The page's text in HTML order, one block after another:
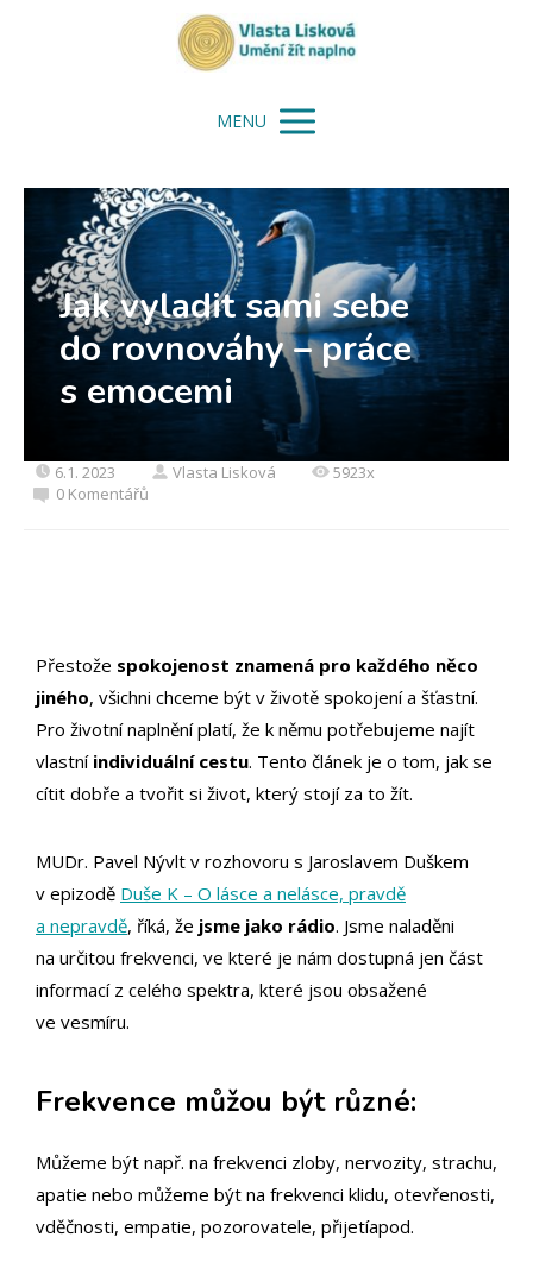
MENU
Jak vyladit sami sebe
do rovnováhy – práce
s emocemi
6.1. 2023 Vlasta Lisková
5923x
0 Komentářů
Přestože spokojenost znamená pro každého něco
jiného, všichni chceme být v životě spokojení a šťastní.
Pro životní naplnění platí, že k němu potřebujeme najít
vlastní individuální cestu. Tento článek je o tom, jak se
cítit dobře a tvořit si život, který stojí za to žít.
MUDr. Pavel Nývlt v rozhovoru s Jaroslavem Duškem
v epizodě Duše K – O lásce a nelásce, pravdě
a nepravdě, říká, že jsme jako rádio. Jsme naladěni
na určitou frekvenci, ve které je nám dostupná jen část
informací z celého spektra, které jsou obsažené
ve vesmíru.
Frekvence můžou být různé:
Můžeme být např. na frekvenci zloby, nervozity, strachu,
apatie nebo můžeme být na frekvenci klidu, otevřenosti,
vděčnosti, empatie, pozorovatele, přijetíapod.